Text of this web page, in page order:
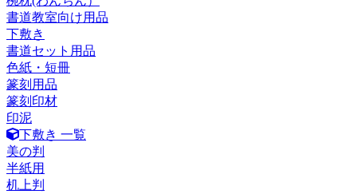
書道教室向け用品
下敷き
書道セット用品
色紙・短冊
篆刻用品
篆刻印材
印泥
下敷き 一覧
美の判
半紙用
机上判